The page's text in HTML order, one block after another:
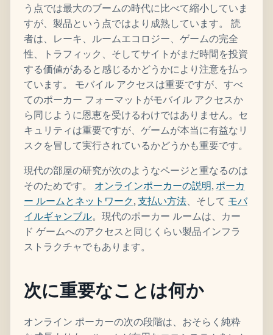
う点では最大のブームの時代に比べて縮小していま
すが、製品という点ではより成熟しています。 読
者は、レーキ、ルームエコロジー、ゲームの完全
性、トラフィック、そしてサイトがまだ時間を投資
する価値があると感じるかどうかにより注意を払っ
ています。 モバイル アクセスは重要ですが、すべ
てのポーカー フォーマットがモバイル アクセスか
ら同じように恩恵を受けるわけではありません。セ
キュリティは重要ですが、ゲームが本当に有益なリ
スクを冒して実行されているかどうかも重要です。
現代の部屋の研究が次のようなページと重なるのは
そのためです。 オンラインポーカーの説明,ポーカ
ー ルームとネットワーク,支払い方法、そして モバ
イルギャンブル。現代のポーカー ルームは、カー
ド ゲームへのアクセスと同じくらい製品インフラ
ストラクチャでもあります。
次に重要なことは何か
オンライン ポーカーの次の段階は、おそらく純粋